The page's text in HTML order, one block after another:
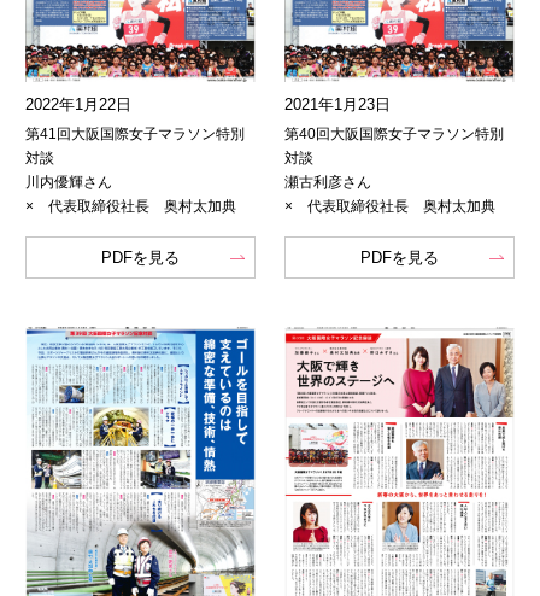
2022年1月22日
第41回大阪国際女子マラソン特別
対談
川内優輝さん
× 代表取締役社長 奥村太加典
PDFを見る
2021年1月23日
第40回大阪国際女子マラソン特別
対談
瀬古利彦さん
× 代表取締役社長 奥村太加典
PDFを見る